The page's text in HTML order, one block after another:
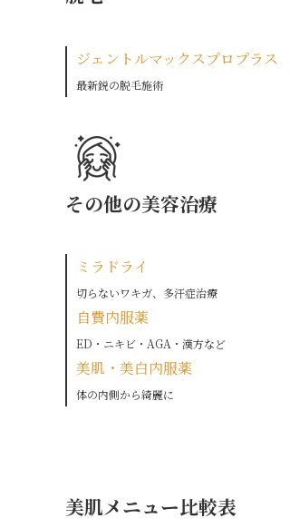
ジェントルマックスプロプラス
最新鋭の脱毛施術
その他の美容治療
ミラドライ
切らないワキガ、多汗症治療
自費内服薬
ED・ニキビ・AGA・漢方など
美肌・美白内服薬
体の内側から綺麗に
美肌メニュー比較表